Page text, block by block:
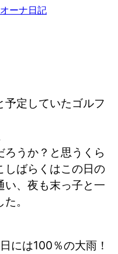
予定していたゴルフ
うか？と思うくら
しばらくはこの日の
い、夜も末っ子と一
。
には100％の大雨！